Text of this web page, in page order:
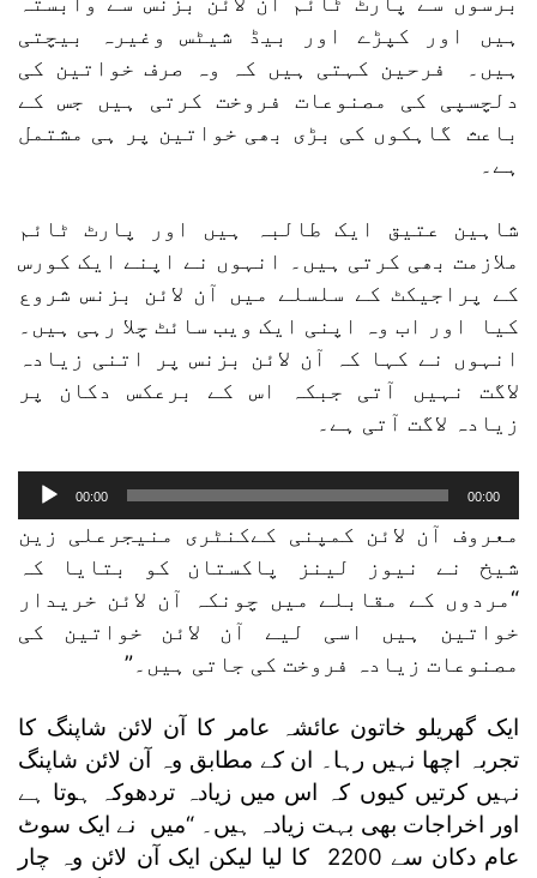
ہیں اور کپڑے اور بیڈ شیٹس وغیرہ بیچتی
ہیں۔ فرحین کہتی ہیں کہ وہ صرف خواتین کی
دلچسپی کی مصنوعات فروخت کرتی ہیں جس کے
باعث گاہکوں کی بڑی بھی خواتین پر ہی مشتمل
ہے۔
شاہین عتیق ایک طالبہ ہیں اور پارٹ ٹائم
ملازمت بھی کرتی ہیں۔ انہوں نے اپنے ایک کورس
کے پراجیکٹ کے سلسلے میں آن لائن بزنس شروع
کیا اور اب وہ اپنی ایک ویب سائٹ چلا رہی ہیں۔
انہوں نے کہا کہ آن لائن بزنس پر اتنی زیادہ
لاگت نہیں آتی جبکہ اس کے برعکس دکان پر
زیادہ لاگت آتی ہے۔
Audio
Player
00:00 00:00
معروف آن لائن کمپنی کےکنٹری منیجرعلی زین
شیخ نے نیوز لینز پاکستان کو بتایا کہ
“مردوں کے مقابلے میں چونکہ آن لائن خریدار
خواتین ہیں اسی لیے آن لائن خواتین کی
مصنوعات زیادہ فروخت کی جاتی ہیں۔”
ایک گھریلو خاتون عائشہ عامر کا آن لائن شاپنگ کا
تجربہ اچھا نہیں رہا۔ ان کے مطابق وہ آن لائن شاپنگ
نہیں کرتیں کیوں کہ اس میں زیادہ تردھوکہ ہوتا ہے
اور اخراجات بھی بہت زیادہ ہیں۔ “میں نے ایک سوٹ
عام دکان سے 2200 کا لیا لیکن ایک آن لائن وہ چار